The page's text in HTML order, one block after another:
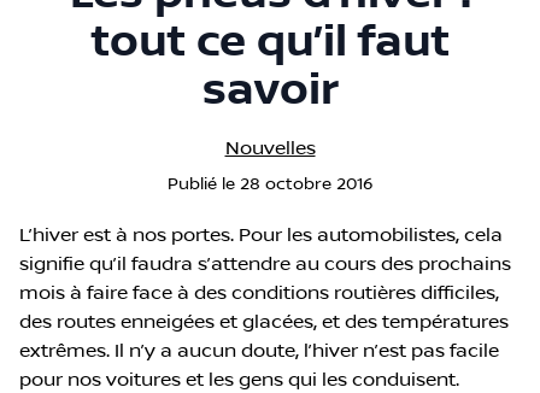
tout ce qu’il faut
savoir
Nouvelles
Publié le 28 octobre 2016
L’hiver est à nos portes. Pour les automobilistes, cela
signifie qu’il faudra s’attendre au cours des prochains
mois à faire face à des conditions routières difficiles,
des routes enneigées et glacées, et des températures
extrêmes. Il n’y a aucun doute, l’hiver n’est pas facile
pour nos voitures et les gens qui les conduisent.